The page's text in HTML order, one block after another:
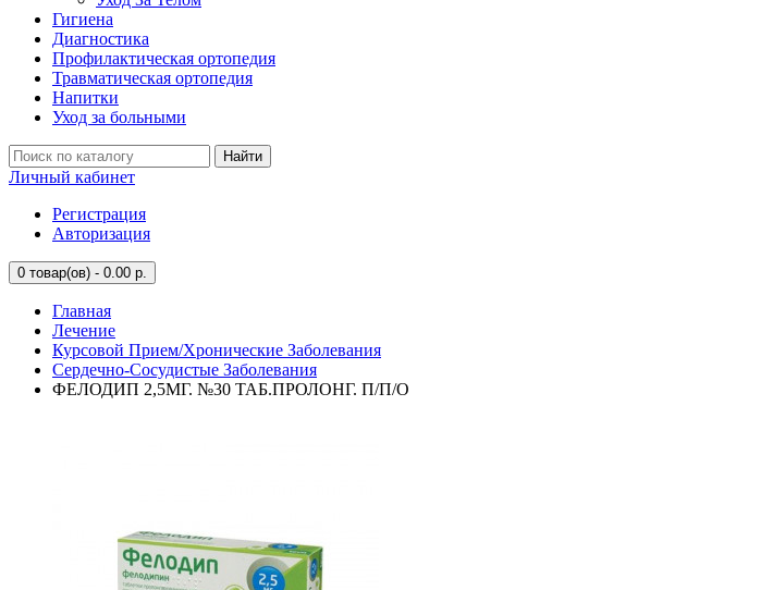
Гигиена
Диагностика
Профилактическая ортопедия
Травматическая ортопедия
Напитки
Уход за больными
Найти
Личный кабинет
Регистрация
Авторизация
0 товар(ов) - 0.00 р.
Главная
Лечение
Курсовой Прием/Хронические Заболевания
Сердечно-Сосудистые Заболевания
ФЕЛОДИП 2,5МГ. №30 ТАБ.ПРОЛОНГ. П/П/О